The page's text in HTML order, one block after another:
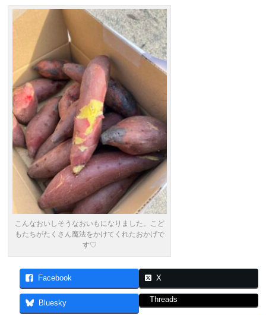
こんなおいしそうなおいもになりました。こど
もたちがたくさん魔法をかけてくれたおかげで
す♡
Facebook X
Bluesky Threads